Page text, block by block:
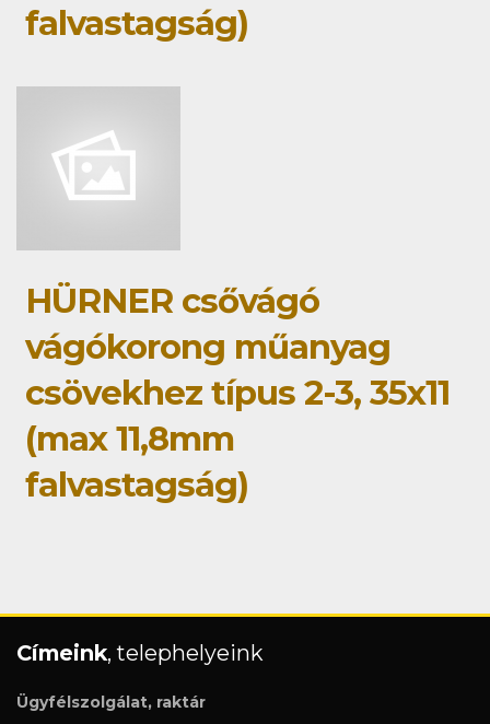
falvastagság)
HÜRNER csővágó
vágókorong műanyag
csövekhez típus 2-3, 35x11
(max 11,8mm
falvastagság)
Címeink, telephelyeink
Ügyfélszolgálat, raktár